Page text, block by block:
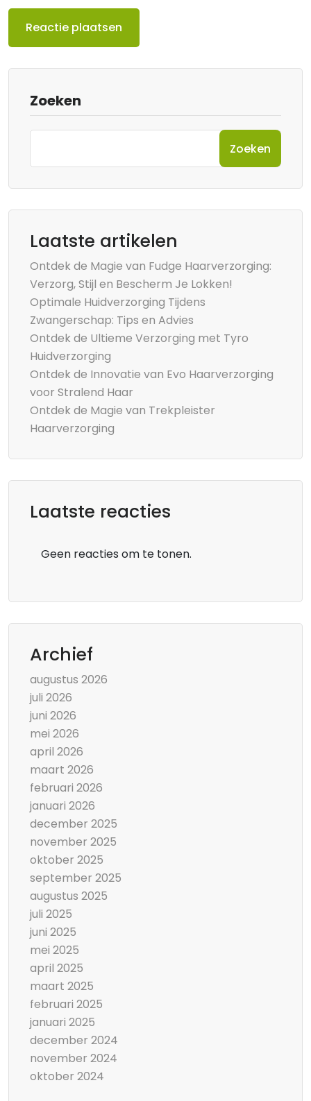
Zoeken
Zoeken
Laatste artikelen
Ontdek de Magie van Fudge Haarverzorging:
Verzorg, Stijl en Bescherm Je Lokken!
Optimale Huidverzorging Tijdens
Zwangerschap: Tips en Advies
Ontdek de Ultieme Verzorging met Tyro
Huidverzorging
Ontdek de Innovatie van Evo Haarverzorging
voor Stralend Haar
Ontdek de Magie van Trekpleister
Haarverzorging
Laatste reacties
Geen reacties om te tonen.
Archief
augustus 2026
juli 2026
juni 2026
mei 2026
april 2026
maart 2026
februari 2026
januari 2026
december 2025
november 2025
oktober 2025
september 2025
augustus 2025
juli 2025
juni 2025
mei 2025
april 2025
maart 2025
februari 2025
januari 2025
december 2024
november 2024
oktober 2024